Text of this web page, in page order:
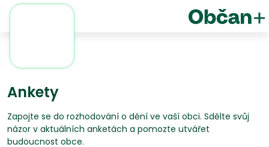
Ankety
Zapojte se do rozhodování o dění ve vaší obci. Sdělte svůj
názor v aktuálních anketách a pomozte utvářet
budoucnost obce.